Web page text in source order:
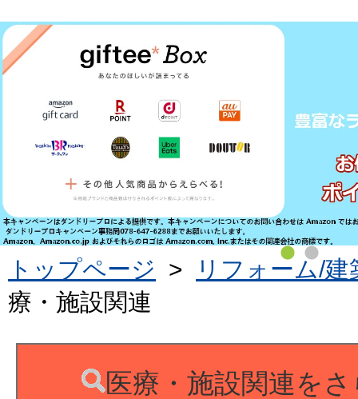
トップページ >
リフォーム/建
療・施設関連
医療・施設関連を